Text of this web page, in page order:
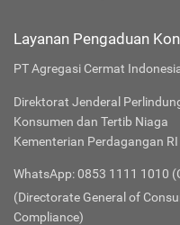
Layanan Pengaduan
PT Agregasi Cermat
Direktorat Jenderal
Konsumen dan Tertib Niaga
Kementerian Perdagangan RI
WhatsApp: 0853 1111 1010
(Directorate General of
Compliance)